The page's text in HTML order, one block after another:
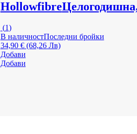
Hollowfibre
(1)
В наличностПоследни бройки
34,90 € (68,26 Лв)
Добави
Добави